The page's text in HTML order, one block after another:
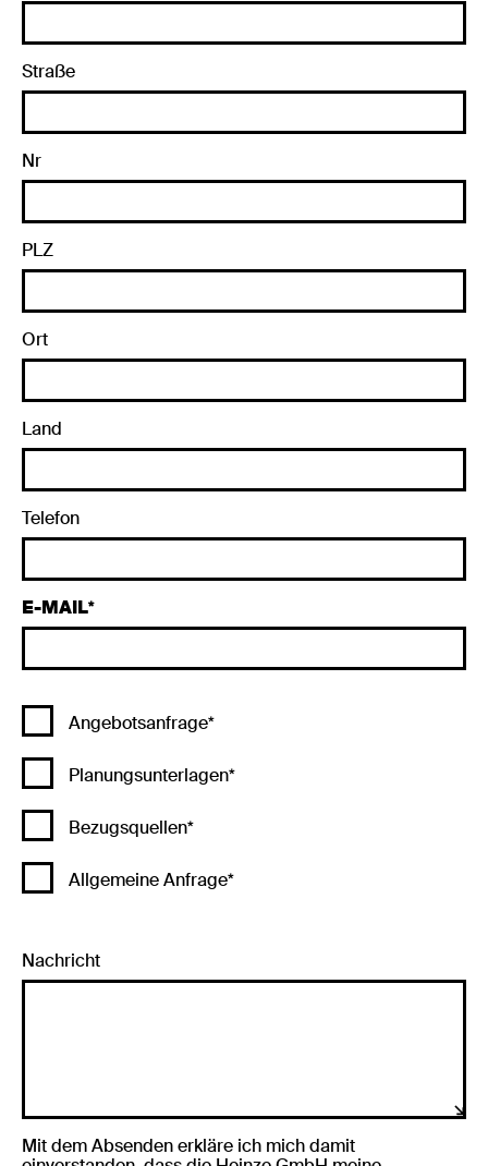
Straße
Nr
PLZ
Ort
Land
Telefon
E-MAIL
Angebotsanfrage*
Planungsunterlagen*
Bezugsquellen*
Allgemeine Anfrage*
Nachricht
Mit dem Absenden erkläre ich mich damit